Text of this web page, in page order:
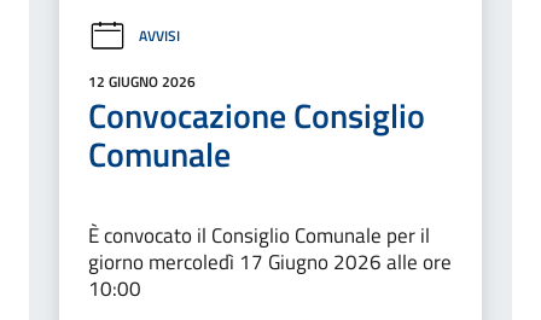
AVVISI
12 GIUGNO 2026
Convocazione Consiglio
Comunale
È convocato il Consiglio Comunale per il
giorno mercoledì 17 Giugno 2026 alle ore
10:00